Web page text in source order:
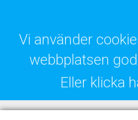
Vi använder
webbplatsen
Eller klicka